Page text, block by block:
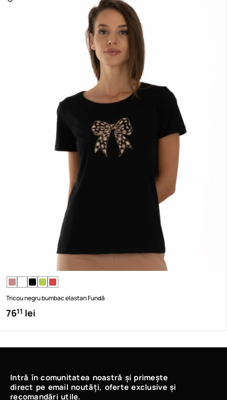
Tricou negru bumbac elastan Fundă
7611 lei
Intră în comunitatea noastră și primește
direct pe email noutăți, oferte exclusive și
recomandări utile.